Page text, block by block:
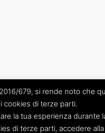
679, si rende noto che
cookies di terze parti.
la tua esperienza durante
di terze parti, accedere